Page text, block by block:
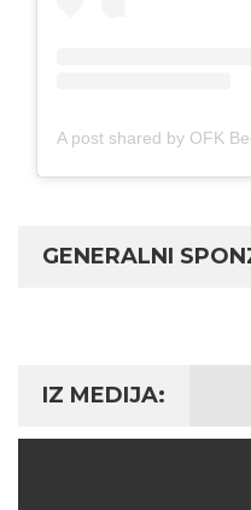
GENERALNI
IZ MEDIJA: